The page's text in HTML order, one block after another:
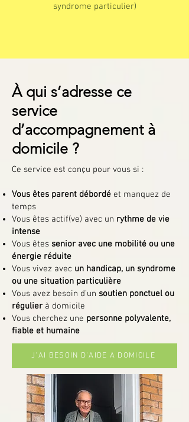
syndrome particulier)
À qui s’adresse ce
service
d’accompagnement à
domicile ?
Ce service est conçu pour vous si :
Vous êtes parent débordé et manquez de
temps
Vous êtes actif(ve) avec un rythme de vie
intense
Vous êtes senior avec une mobilité ou une
énergie réduite
Vous vivez avec un handicap, un syndrome
ou une situation particulière
Vous avez besoin d’un soutien ponctuel ou
régulier à domicile
Vous cherchez une personne polyvalente,
fiable et humaine
J'AI BESOIN D'AIDE A DOMICILE